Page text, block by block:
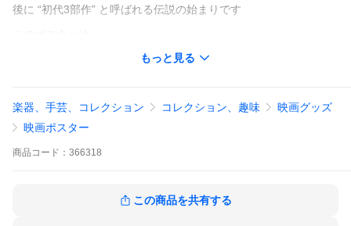
後に “初代3部作” と呼ばれる伝説の始まりです
レイア ハン・ソロ チューバッカ C-3PO R2-D2 …
そしてデス・スター
もう全部入り
続く 帝国の逆襲 ジェダイの帰還へと続く壮大な物語
もっと見る
楽器、手芸、コレクション コレクション、趣味
映画グッズ
映画ポスター
商品 コード： 366318
この商品を共有する